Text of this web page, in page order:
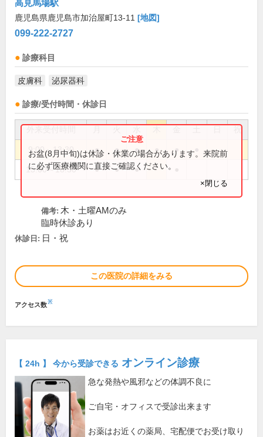
高見馬場駅
鹿児島県鹿児島市加治屋町13-11 [地図]
099-222-2727
診療科目
皮膚科 泌尿器科
診療/受付時間・休診日
祝
9:00～13:30 ● ● ● ● ●
15:00～18:30 ● ● ●
お盆(8月中旬)は休診・休業の場合があります。来院前
に必ず医療機関に直接ご確認ください。
×閉じる
備考: 木・土曜AMのみ
臨時休診あり
休診日: 日・祝
この医院の詳細をみる
アクセス数※
【 24h 】 今から受診できる オンライン診療
急な発熱や風邪などの体調不良に
ご自宅・オフィスで受診出来ます
お薬はお近くの薬局、宅配便でお受け取り